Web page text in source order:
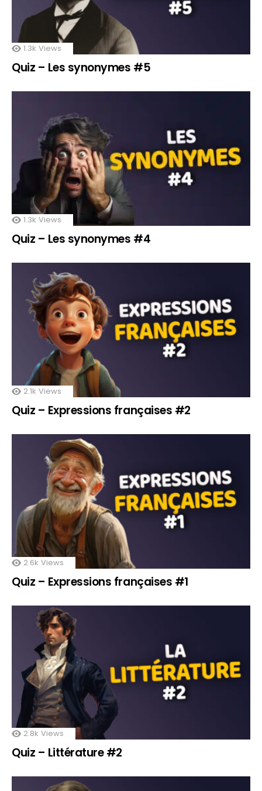
1.3k Views
Quiz – Les synonymes #5
1.3k Views
Quiz – Les synonymes #4
2.1k Views
Quiz – Expressions françaises #2
2.6k Views
Quiz – Expressions françaises #1
2.8k Views
Quiz – Littérature #2